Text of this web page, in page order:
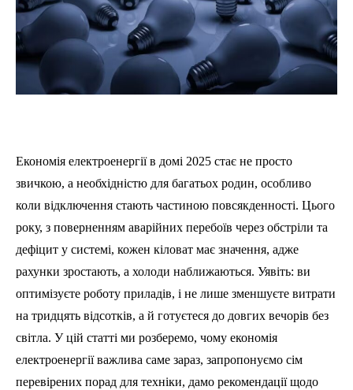
Економія електроенергії в домі 2025 стає не просто
звичкою, а необхідністю для багатьох родин, особливо
коли відключення стають частиною повсякденності. Цього
року, з поверненням аварійних перебоїв через обстріли та
дефіцит у системі, кожен кіловат має значення, адже
рахунки зростають, а холоди наближаються. Уявіть: ви
оптимізуєте роботу приладів, і не лише зменшуєте витрати
на тридцять відсотків, а й готуєтеся до довгих вечорів без
світла. У цій статті ми розберемо, чому економія
електроенергії важлива саме зараз, запропонуємо сім
перевірених порад для техніки, дамо рекомендації щодо